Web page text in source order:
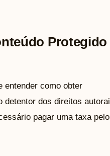
Protegido
entender como obter
detentor dos direitos
pagar uma taxa pelo